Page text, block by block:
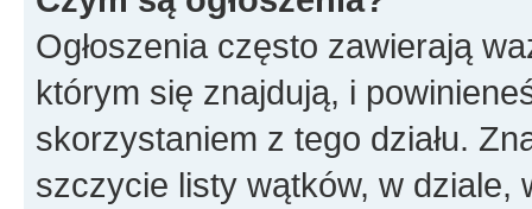
Ogłoszenia często zawierają
którym się znajdują, i
skorzystaniem z tego działu.
szczycie listy wątków, w dziale,